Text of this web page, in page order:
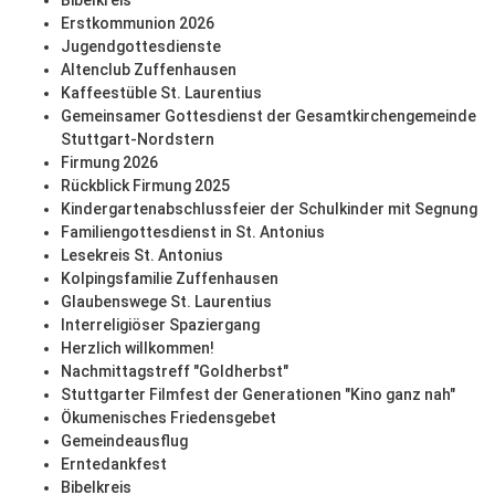
Erstkommunion 2026
Jugendgottesdienste
Altenclub Zuffenhausen
Kaffeestüble St. Laurentius
Gemeinsamer Gottesdienst der Gesamtkirchengemeinde
Stuttgart-Nordstern
Firmung 2026
Rückblick Firmung 2025
Kindergartenabschlussfeier der Schulkinder mit Segnung
Familiengottesdienst in St. Antonius
Lesekreis St. Antonius
Kolpingsfamilie Zuffenhausen
Glaubenswege St. Laurentius
Interreligiöser Spaziergang
Herzlich willkommen!
Nachmittagstreff "Goldherbst"
Stuttgarter Filmfest der Generationen "Kino ganz nah"
Ökumenisches Friedensgebet
Gemeindeausflug
Erntedankfest
Bibelkreis